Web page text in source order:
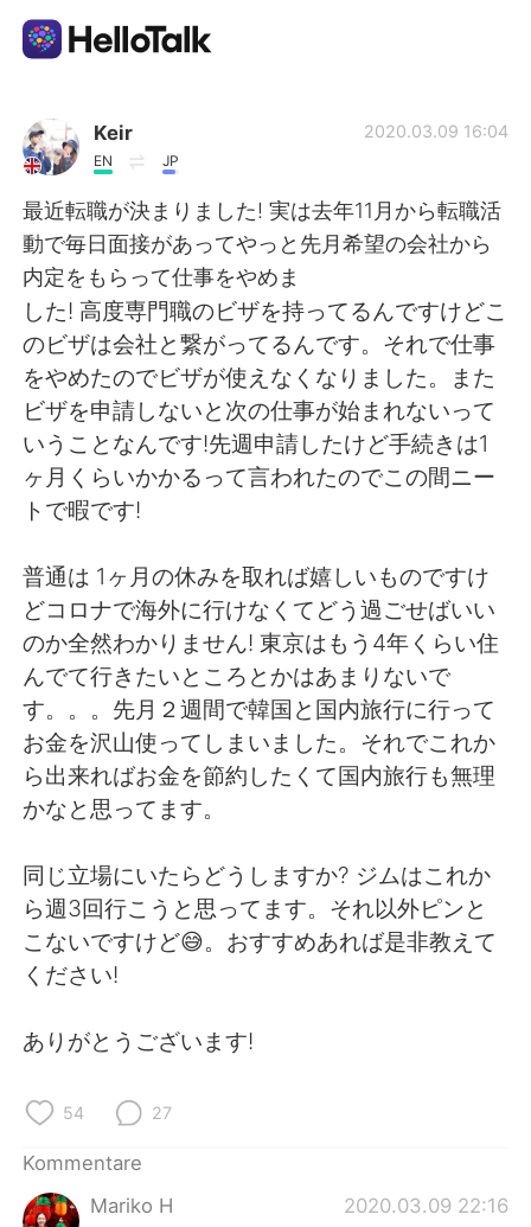
Sprachaustausch-App
AI Grammar Checker
Deutsch
English 简体中文
繁體中文 Español
العربية Français
Русский ไทย
Indonesia Italiano
Türkçe Tiếng Việt
Português
Keir
EN JP
2020.03.09 16:04
最近転職が決まりました! 実は去年11月から転職活
動で毎日面接があってやっと先月希望の会社から
内定をもらって仕事をやめま
した! 高度専門職のビザを持ってるんですけどこ
のビザは会社と繋がってるんです。それで仕事
をやめたのでビザが使えなくなりました。また
ビザを申請しないと次の仕事が始まれないって
いうことなんです!先週申請したけど手続きは1
ヶ月くらいかかるって言われたのでこの間ニー
トで暇です!
普通は 1ヶ月の休みを取れば嬉しいものですけ
どコロナで海外に行けなくてどう過ごせばいい
のか全然わかりません! 東京はもう4年くらい住
んでて行きたいところとかはあまりないで
す。。。先月２週間で韓国と国内旅行に行って
お金を沢山使ってしまいました。それでこれか
ら出来ればお金を節約したくて国内旅行も無理
かなと思ってます。
同じ立場にいたらどうしますか? ジムはこれか
ら週3回行こうと思ってます。それ以外ピンと
こないですけど😅。おすすめあれば是非教えて
ください!
ありがとうございます!
54 27
Kommentare
Mariko H
2020.03.09 22:16